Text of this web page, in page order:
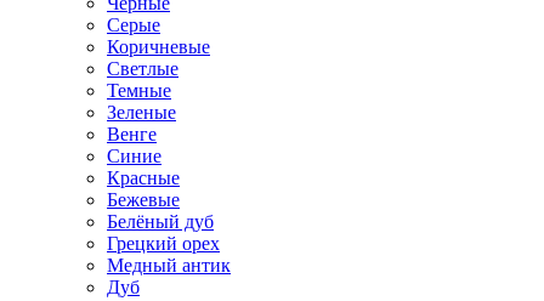
Серые
Коричневые
Светлые
Темные
Зеленые
Венге
Синие
Красные
Бежевые
Белёный дуб
Грецкий орех
Медный антик
Дуб